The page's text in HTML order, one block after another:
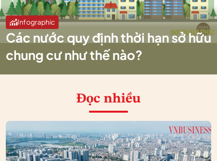
Infographic
Các nước quy định thời hạn sở hữu
chung cư như thế nào?
Đọc nhiều